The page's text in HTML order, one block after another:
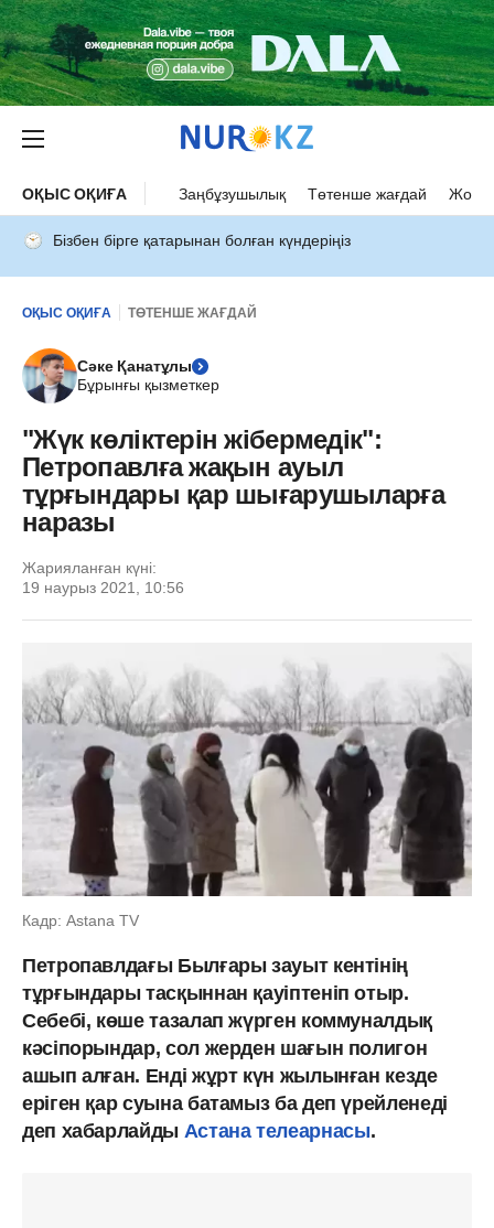
ОҚЫС ОҚИҒА Заңбұзушылық Төтенше жағдай Жол
Бізбен бірге қатарынан болған күндеріңіз
ОҚЫС ОҚИҒА ТӨТЕНШЕ ЖАҒДАЙ
Сәке Қанатұлы
Бұрынғы қызметкер
"Жүк көліктерін жібермедік":
Петропавлға жақын ауыл
тұрғындары қар шығарушыларға
наразы
Жарияланған күні:
19 наурыз 2021, 10:56
Кадр: Astana TV
Петропавлдағы Былғары зауыт кентінің
тұрғындары тасқыннан қауіптеніп отыр.
Себебі, көше тазалап жүрген коммуналдық
кәсіпорындар, сол жерден шағын полигон
ашып алған. Енді жұрт күн жылынған кезде
еріген қар суына батамыз ба деп үрейленеді
деп хабарлайды Астана телеарнасы.